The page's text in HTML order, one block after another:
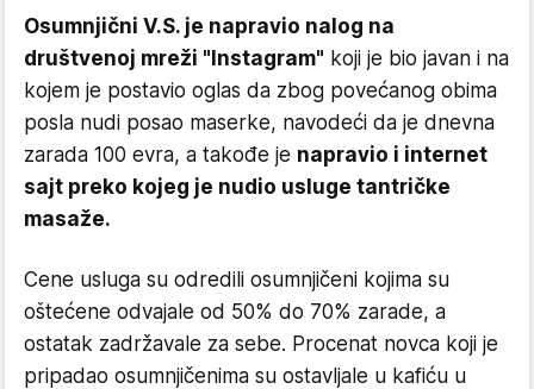
Osumnjični V.S. je napravio nalog na
društvenoj mreži "Instagram" koji je bio javan i na
kojem je postavio oglas da zbog povećanog obima
posla nudi posao maserke, navodeći da je dnevna
zarada 100 evra, a takođe je napravio i internet
sajt preko kojeg je nudio usluge tantričke
masaže.
Cene usluga su odredili osumnjičeni kojima su
oštećene odvajale od 50% do 70% zarade, a
ostatak zadržavale za sebe. Procenat novca koji je
pripadao osumnjičenima su ostavljale u kafiću u